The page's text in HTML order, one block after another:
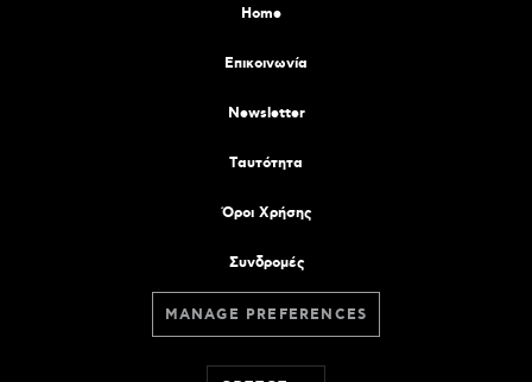
Home
Επικοινωνία
Newsletter
Tαυτότητα
Όροι Χρήσης
Συνδρομές
MANAGE PREFERENCES